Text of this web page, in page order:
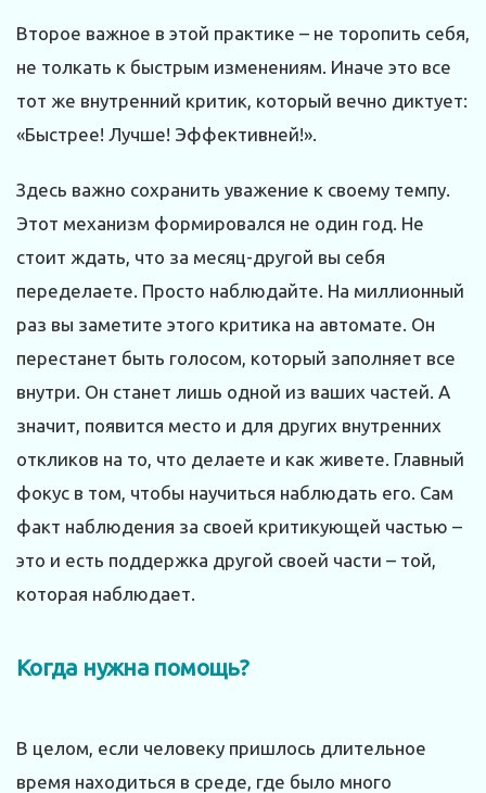
Второе важное в этой практике – не торопить себя,
не толкать к быстрым изменениям. Иначе это все
тот же внутренний критик, который вечно диктует:
«Быстрее! Лучше! Эффективней!».
Здесь важно сохранить уважение к своему темпу.
Этот механизм формировался не один год. Не
стоит ждать, что за месяц-другой вы себя
переделаете. Прос­то наблюдайте. На миллионный
раз вы заметите этого критика на автомате. Он
перестанет быть голосом, который заполняет все
внутри. Он станет лишь одной из ваших частей. А
значит, появится место и для других внутренних
откликов на то, что делаете и как живете. Главный
фокус в том, чтобы научиться наблюдать его. Сам
факт наблюдения за своей критикующей частью –
это и есть поддержка другой своей части – той,
которая наблюдает.
Когда нужна помощь?
В целом, если человеку пришлось длительное
время находиться в среде, где было много